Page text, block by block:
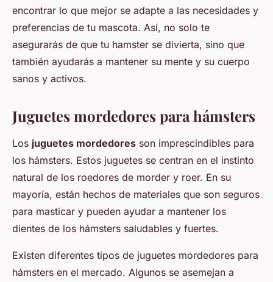
encontrar lo que mejor se adapte a las necesidades y
preferencias de tu mascota. Así, no solo te
asegurarás de que tu hamster se divierta, sino que
también ayudarás a mantener su mente y su cuerpo
sanos y activos.
Juguetes mordedores para hámsters
Los juguetes mordedores son imprescindibles para
los hámsters. Estos juguetes se centran en el instinto
natural de los roedores de morder y roer. En su
mayoría, están hechos de materiales que son seguros
para masticar y pueden ayudar a mantener los
dientes de los hámsters saludables y fuertes.
Existen diferentes tipos de juguetes mordedores para
hámsters en el mercado. Algunos se asemejan a